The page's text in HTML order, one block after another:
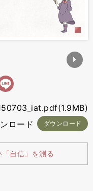
自信」を測る
ロード
ダウンロード